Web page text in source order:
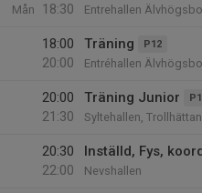
Mån
18:30
Entrehallen
18:00
20:00
Träning P12
Entréhallen
20:00
21:30
Träning Junior
Syltehallen, Trollhättan
20:30
22:00
Inställd, Fys,
Nevshallen